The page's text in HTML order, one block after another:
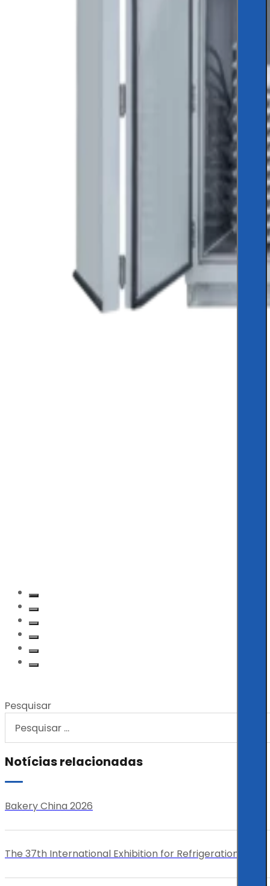
Pesquisar
Notícias relacionadas
Bakery China 2026
The 37th International Exhibition for Refrigeration